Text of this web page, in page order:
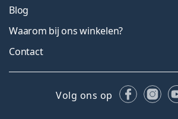
Blog
Waarom bij ons winkelen?
Contact
Volg ons op